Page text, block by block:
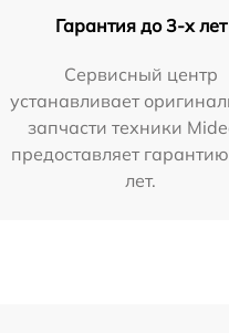
Гарантия до 3-х лет
Сервисный центр
устанавливает
запчасти техники
предоставляет
лет.